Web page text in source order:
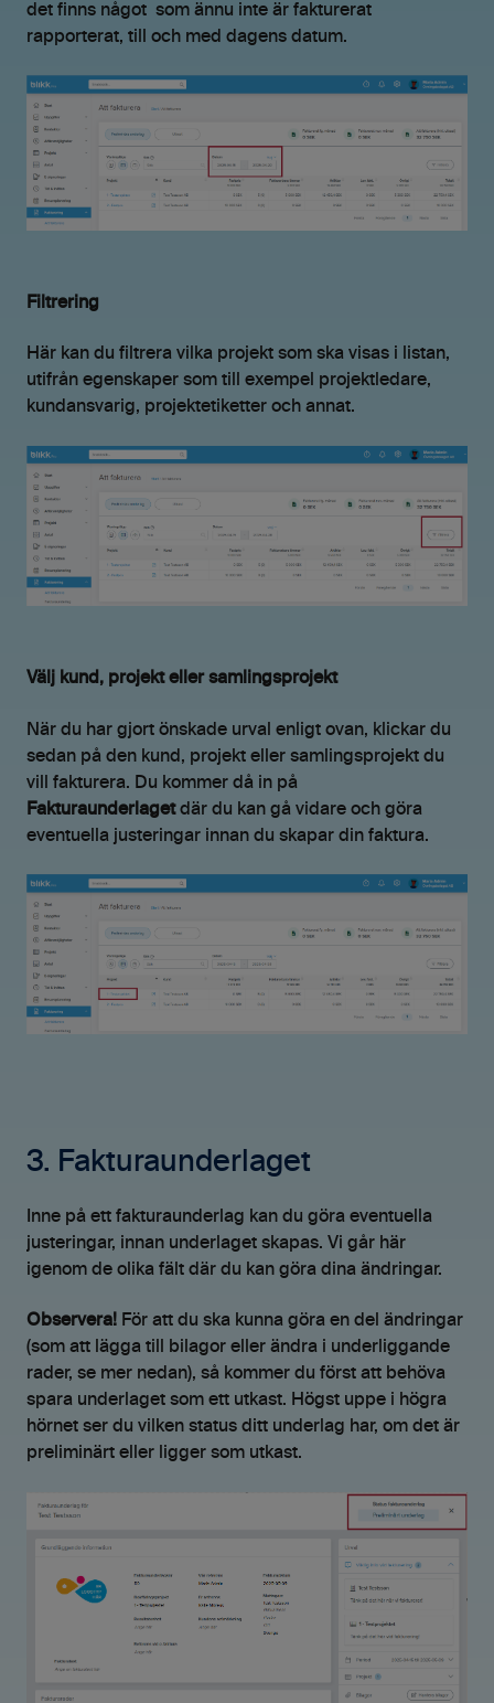
det finns något som ännu inte är fakturerat
rapporterat, till och med dagens datum.
Filtrering
Här kan du filtrera vilka projekt som ska visas i listan,
utifrån egenskaper som till exempel projektledare,
kundansvarig, projektetiketter och annat.
Välj kund, projekt eller samlingsprojekt
När du har gjort önskade urval enligt ovan, klickar du
sedan på den kund, projekt eller samlingsprojekt du
vill fakturera. Du kommer då in på
Fakturaunderlagetdär du kan gå vidare och göra
eventuella justeringar innan du skapar din faktura.
3. Fakturaunderlaget
Inne på ett fakturaunderlag kan du göra eventuella
justeringar, innan underlaget skapas. Vi går här
igenom de olika fält där du kan göra dina ändringar.
Observera! För att du ska kunna göra en del ändringar
(som att lägga till bilagor eller ändra i underliggande
rader, se mer nedan), så kommer du först att behöva
spara underlaget som ett utkast. Högst uppe i högra
hörnet ser du vilken status ditt underlag har, om det är
preliminärt eller ligger som utkast.